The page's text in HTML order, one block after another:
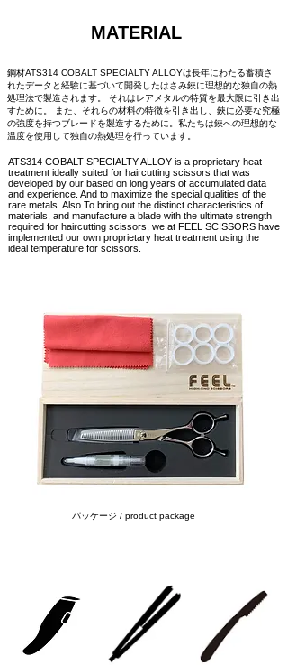
MATERIAL
鋼材ATS314 COBALT SPECIALTY ALLOYは長年にわたる蓄積さ
れたデータと経験に基づいて開発したはさみ鋏に理想的な独自の熱
処理法で製造されます。 それはレアメタルの特質を最大限に引き出
すために。 また、それらの材料の特徴を引き出し、鋏に必要な究極
の強度を持つブレードを製造するために。私たちは鋏への理想的な
温度を使用して独自の熱処理を行っています。
ATS314 COBALT SPECIALTY ALLOY is a proprietary heat
treatment ideally suited for haircutting scissors that was
developed by our based on long years of accumulated data
and experience. And to maximize the special qualities of the
rare metals. Also To bring out the distinct characteristics of
materials, and manufacture a blade with the ultimate strength
required for haircutting scissors, we at FEEL SCISSORS have
implemented our own proprietary heat treatment using the
ideal temperature for scissors.
more
パッケージ / product package